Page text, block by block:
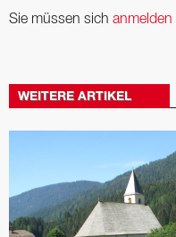
Sie müssen sich anmelden
WEITERE ARTIKEL